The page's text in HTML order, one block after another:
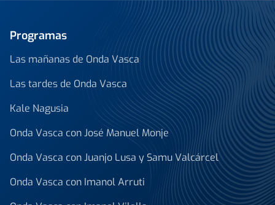
Programas
Las mañanas de Onda Vasca
Las tardes de Onda Vasca
Kale Nagusia
Onda Vasca con José Manuel Monje
Onda Vasca con Juanjo Lusa y Samu Valcárcel
Onda Vasca con Imanol Arruti